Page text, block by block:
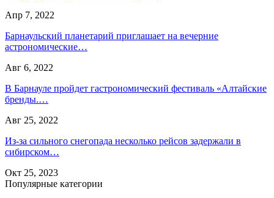
Апр 7, 2022
Барнаульский планетарий приглашает на вечерние
астрономические…
Авг 6, 2022
В Барнауле пройдет гастрономический фестиваль «Алтайские
бренды.…
Авг 25, 2022
Из-за сильного снегопада несколько рейсов задержали в
сибирском…
Окт 25, 2023
Популярные категории